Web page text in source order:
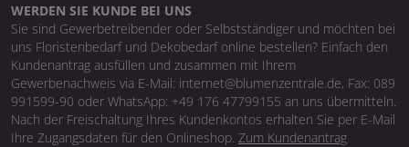
WERDEN SIE KUNDE BEI UNS
Sie sind Gewerbetreibender oder Selbstständiger und möchten bei
uns Floristenbedarf und Dekobedarf online bestellen? Einfach den
Kundenantrag ausfüllen und zusammen mit Ihrem
Gewerbenachweis via E-Mail: internet@blumenzentrale.de, Fax: 089
991599-90 oder WhatsApp: +49 176 47799155 an uns übermitteln.
Nach der Freischaltung Ihres Kundenkontos erhalten Sie per E-Mail
Ihre Zugangsdaten für den Onlineshop. Zum Kundenantrag